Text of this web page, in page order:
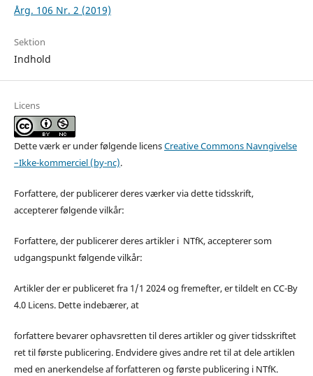
Årg. 106 Nr. 2 (2019)
Sektion
Indhold
Licens
Dette værk er under følgende licensCreative Commons Navngivelse
–Ikke-kommerciel (by-nc).
Forfattere, der publicerer deres værker via dette tidsskrift,
accepterer følgende vilkår:
Forfattere, der publicerer deres artikler i NTfK, accepterer som
udgangspunkt følgende vilkår:
Artikler der er publiceret fra 1/1 2024 og fremefter, er tildelt en CC-By
4.0 Licens. Dette indebærer, at
forfattere bevarer ophavsretten til deres artikler og giver tidsskriftet
ret til første publicering. Endvidere gives andre ret til at dele artiklen
med en anerkendelse af forfatteren og første publicering i NTfK.